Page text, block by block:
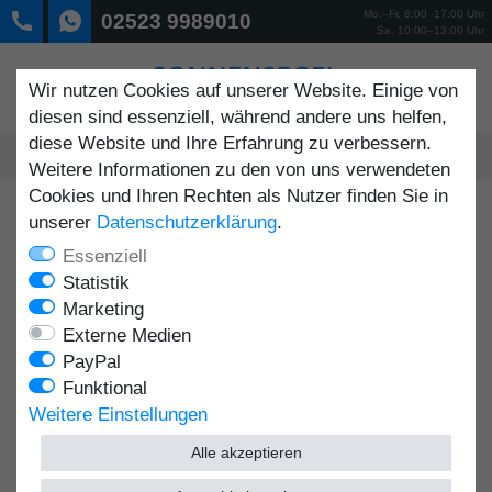
02523 9989010
Mo.–Fr. 8:00 -17:00 Uhr
Sa. 10:00–13:00 Uhr
0 MENÜ
Daten­schutz­erklärung
1) Einleitung und Kontaktdaten
des Verantwortlichen
1.1Wir freuen uns, dass Sie unsere Website besuchen,
und bedanken uns für Ihr Interesse. Im Folgenden
Wir nutzen Cookies auf unserer Website. Einige von
diesen sind essenziell, während andere uns helfen,
diese Website und Ihre Erfahrung zu verbessern.
Weitere Informationen zu den von uns verwendeten
Cookies und Ihren Rechten als Nutzer finden Sie in
unserer Daten­schutz­erklärung.
Essenziell
Statistik
Marketing
Externe Medien
PayPal
Funktional
Weitere Einstellungen
Alle akzeptieren